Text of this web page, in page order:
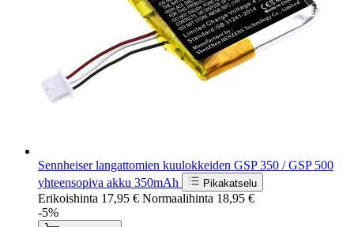
Sennheiser langattomien kuulokkeiden GSP 350 / GSP 500
yhteensopiva akku 350mAh
Pikakatselu
Erikoishinta 17,95 € Normaalihinta 18,95 €
-5%